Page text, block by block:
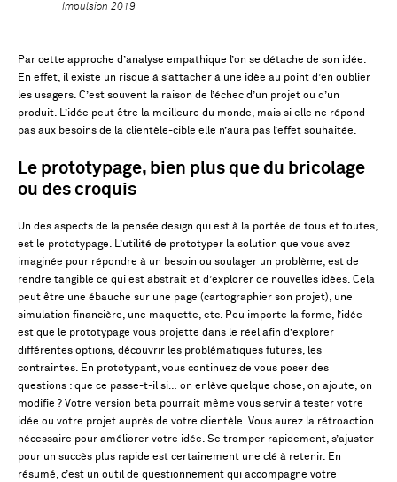
Impulsion 2019
Par cette approche d’analyse empathique l’on se détache de son idée.
En effet, il existe un risque à s’attacher à une idée au point d’en oublier
les usagers. C’est souvent la raison de l’échec d’un projet ou d’un
produit. L’idée peut être la meilleure du monde, mais si elle ne répond
pas aux besoins de la clientèle-cible elle n’aura pas l’effet souhaitée.
Le prototypage, bien plus que du bricolage
ou des croquis
Un des aspects de la pensée design qui est à la portée de tous et toutes,
est le prototypage. L’utilité de prototyper la solution que vous avez
imaginée pour répondre à un besoin ou soulager un problème, est de
rendre tangible ce qui est abstrait et d’explorer de nouvelles idées. Cela
peut être une ébauche sur une page (cartographier son projet), une
simulation financière, une maquette, etc. Peu importe la forme, l’idée
est que le prototypage vous projette dans le réel afin d’explorer
différentes options, découvrir les problématiques futures, les
contraintes. En prototypant, vous continuez de vous poser des
questions : que ce passe-t-il si… on enlève quelque chose, on ajoute, on
modifie ? Votre version beta pourrait même vous servir à tester votre
idée ou votre projet auprès de votre clientèle. Vous aurez la rétroaction
nécessaire pour améliorer votre idée. Se tromper rapidement, s’ajuster
pour un succès plus rapide est certainement une clé à retenir. En
résumé, c’est un outil de questionnement qui accompagne votre